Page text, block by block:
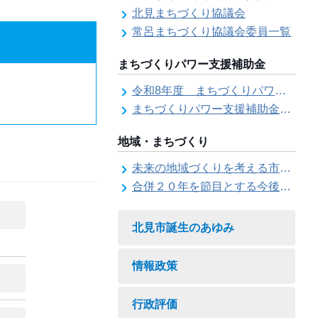
北見まちづくり協議会
常呂まちづくり協議会委員一覧
まちづくりパワー支援補助金
令和8年度 まちづくりパワー支援補助金の募集【受付は終了しました。】
まちづくりパワー支援補助金の交付結果
地域・まちづくり
未来の地域づくりを考える市民会議
合併２０年を節目とする今後の地域づくりに関する市長懇話会
北見市誕生のあゆみ
情報政策
行政評価